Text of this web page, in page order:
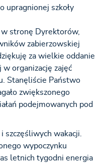
upragnionej szkoły
w stronę Dyrektorów,
zabierzowskiej
za wielkie oddanie
organizację zajęć
Stanęliście Państwo
zwiększonego
podejmowanych pod
szczęśliwych wakacji.
wypoczynku
letnich tygodni energia